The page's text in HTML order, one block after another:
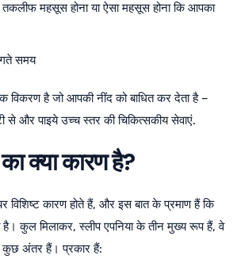
महसूस होना या ऐसा महसूस होना कि आपका
समय
विकरण है जो आपकी नींद को बाधित कर देता है –
से और पाइये उच्च स्तर की चिकित्सकीय सेवाएं.
क्या कारण है?
विशिष्ट कारण होते हैं, और इस बात के प्रमाण हैं कि
है। कुल मिलाकर, स्लीप एपनिया के तीन मुख्य रूप हैं, वे
अंतर हैं। प्रकार हैं: